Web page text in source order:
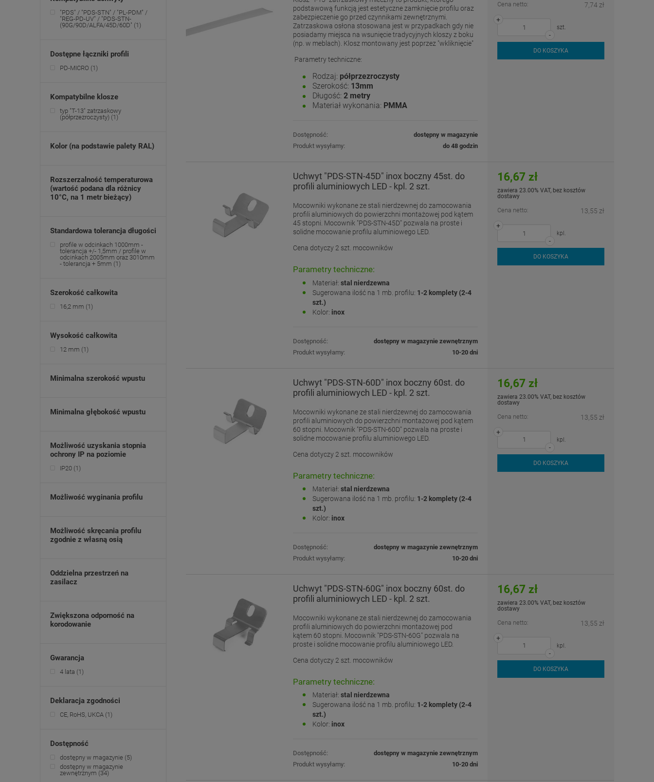
"PDS" / "PDS-STN" / "PL-PDM" /
"REG-PD-UV" / "PDS-STN-
(90G/90D/ALFA/45D/60D" (1)
Dostępne łączniki profili
PD-MICRO (1)
Kompatybilne klosze
typ "T-13" zatrzaskowy
(półprzezroczysty) (1)
Kolor (na podstawie palety RAL)
Rozszerzalność temperaturowa
(wartość podana dla różnicy
10°C, na 1 metr bieżący)
Standardowa tolerancja długości
profile w odcinkach 1000mm -
tolerancja +/- 1,5mm / profile w
odcinkach 2005mm oraz 3010mm
- tolerancja + 5mm (1)
Szerokość całkowita
16,2 mm (1)
Wysokość całkowita
12 mm (1)
Minimalna szerokość wpustu
Minimalna głębokość wpustu
Możliwość uzyskania stopnia
ochrony IP na poziomie
IP20 (1)
Możliwość wyginania profilu
Możliwość skręcania profilu
zgodnie z własną osią
Oddzielna przestrzeń na
zasilacz
Zwiększona odporność na
korodowanie
Gwarancja
4 lata (1)
Deklaracja zgodności
CE, RoHS, UKCA (1)
Dostępność
dostępny w magazynie (5)
dostępny w magazynie
zewnętrznym (34)
podstawową funkcją jest estetyczne zamknięcie profilu oraz
zabezpieczenie go przed czynnikami zewnętrznymi.
Zatrzaskowa osłona stosowana jest w przypadkach gdy nie
posiadamy miejsca na wsunięcie tradycyjnych kloszy z boku
(np. w meblach). Klosz montowany jest poprzez "wkliknięcie"
Parametry techniczne:
Rodzaj: półprzezroczysty
Szerokość: 13mm
Długość: 2 metry
Materiał wykonania: PMMA
Dostępność:
dostępny w magazynie
Produkt wysyłamy:
do 48 godzin
Cena netto: 7,74 zł
-
+
szt.
DO KOSZYKA
Uchwyt "PDS-STN-45D" inox boczny 45st. do
profili aluminiowych LED - kpl. 2 szt.
Mocowniki wykonane ze stali nierdzewnej do zamocowania
profili aluminiowych do powierzchni montażowej pod kątem
45 stopni. Mocownik "PDS-STN-45D" pozwala na proste i
solidne mocowanie profilu aluminiowego LED.
Cena dotyczy 2 szt. mocowników
Parametry techniczne:
Materiał: stal nierdzewna
Sugerowana ilość na 1 mb. profilu: 1-2 komplety (2-4
szt.)
Kolor: inox
Dostępność:
dostępny w magazynie zewnętrznym
Produkt wysyłamy:
10-20 dni
16,67 zł
zawiera 23.00% VAT, bez kosztów
dostawy
Cena netto: 13,55 zł
-
+
kpl.
DO KOSZYKA
Uchwyt "PDS-STN-60D" inox boczny 60st. do
profili aluminiowych LED - kpl. 2 szt.
Mocowniki wykonane ze stali nierdzewnej do zamocowania
profili aluminiowych do powierzchni montażowej pod kątem
60 stopni. Mocownik "PDS-STN-60D" pozwala na proste i
solidne mocowanie profilu aluminiowego LED.
Cena dotyczy 2 szt. mocowników
Parametry techniczne:
Materiał: stal nierdzewna
Sugerowana ilość na 1 mb. profilu: 1-2 komplety (2-4
szt.)
Kolor: inox
Dostępność:
dostępny w magazynie zewnętrznym
Produkt wysyłamy:
10-20 dni
16,67 zł
zawiera 23.00% VAT, bez kosztów
dostawy
Cena netto: 13,55 zł
-
+
kpl.
DO KOSZYKA
Uchwyt "PDS-STN-60G" inox boczny 60st. do
profili aluminiowych LED - kpl. 2 szt.
Mocowniki wykonane ze stali nierdzewnej do zamocowania
profili aluminiowych do powierzchni montażowej pod
kątem 60 stopni. Mocownik "PDS-STN-60G" pozwala na
proste i solidne mocowanie profilu aluminiowego LED.
Cena dotyczy 2 szt. mocowników
Parametry techniczne:
Materiał: stal nierdzewna
Sugerowana ilość na 1 mb. profilu: 1-2 komplety (2-4
szt.)
Kolor: inox
Dostępność:
dostępny w magazynie zewnętrznym
Produkt wysyłamy:
10-20 dni
16,67 zł
zawiera 23.00% VAT, bez kosztów
dostawy
Cena netto: 13,55 zł
-
+
kpl.
DO KOSZYKA